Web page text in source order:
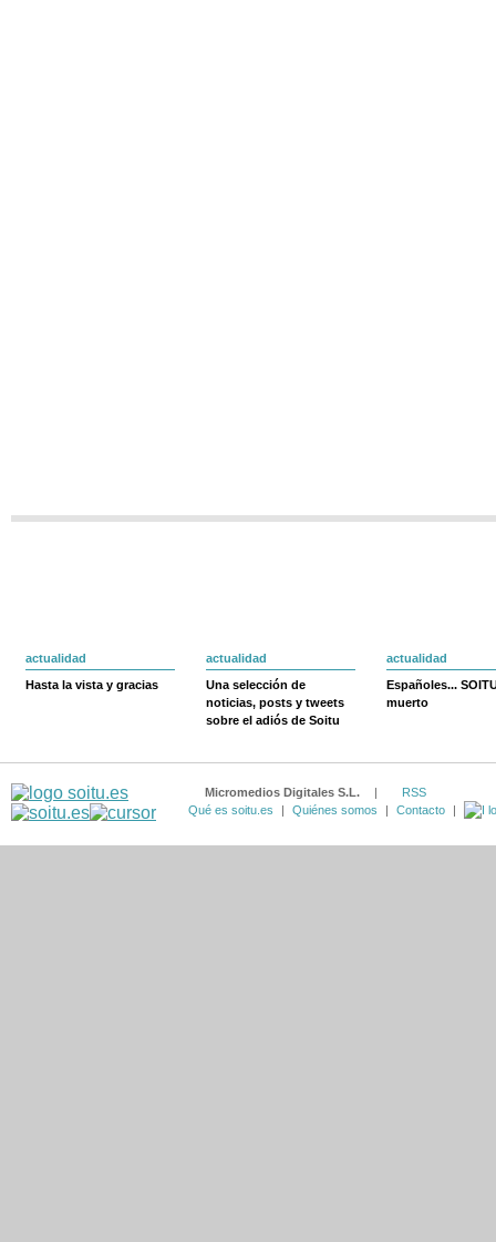
actualidad
Hasta la vista y gracias
actualidad
Una selección de
noticias, posts y tweets
sobre el adiós de Soitu
actualidad
Españoles...
muerto
Micromedios Digitales S.L. |
RSS
Qué es soitu.es
| Quiénes somos | Contacto |